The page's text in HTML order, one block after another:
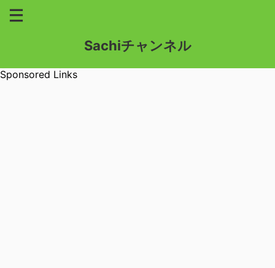
Sachiチャンネル
Sponsored Links